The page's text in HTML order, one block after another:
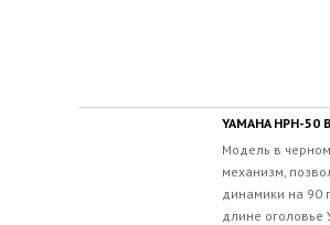
YAMAHA HPH-50 B
Модель в
механизм,
динамики на 90
длине оголовье